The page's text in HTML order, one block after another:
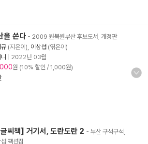
을 쓴다 - 2009 원북원부산 후보도서, 개정판
(지은이), 이상섭 (엮은이)
2022년 03월
원 (10% 할인 / 1,000원)
씨책] 거기서, 도란도란 2 - 부산 구석구석,
팩션집